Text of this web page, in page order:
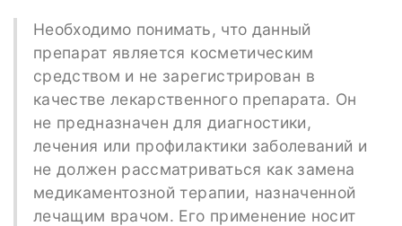
Необходимо понимать, что данный
препарат является косметическим
средством и не зарегистрирован в
качестве лекарственного препарата. Он
не предназначен для диагностики,
лечения или профилактики заболеваний и
не должен рассматриваться как замена
медикаментозной терапии, назначенной
лечащим врачом. Его применение носит